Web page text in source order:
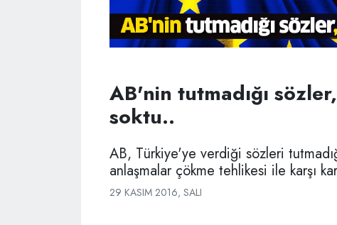
AB'nin tutmadığı
soktu..
AB, Türkiye'ye verdiği sözleri
anlaşmalar çökme tehlikesi ile karşı
29 KASIM 2016, SALI